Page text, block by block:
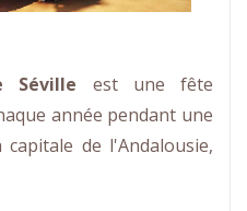
Séville est une fête
année pendant une
de l'Andalousie,